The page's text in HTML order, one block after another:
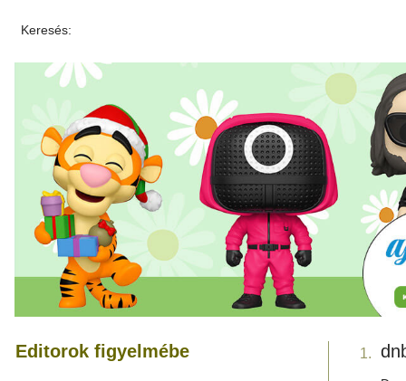
Keresés:
Editorok figyelmébe 1.